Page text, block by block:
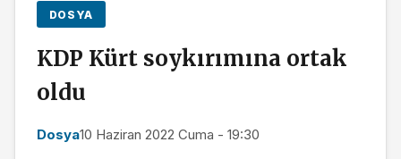
DOSYA
KDP Kürt soykırımına ortak
oldu
Dosya10 Haziran 2022 Cuma - 19:30